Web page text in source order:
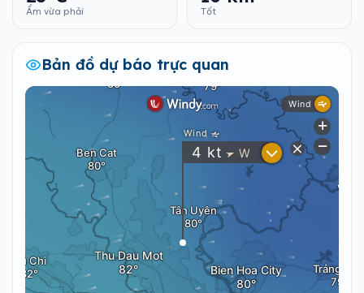
Ẩm vừa phải Tốt
Bản đồ dự báo trực quan